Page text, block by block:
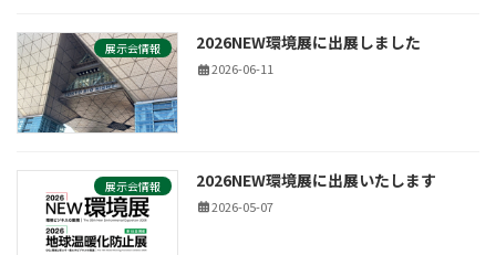
展示会情報 2026NEW環境展に出展しました
2026-06-11
展示会情報 2026NEW環境展に出展いたします
2026-05-07